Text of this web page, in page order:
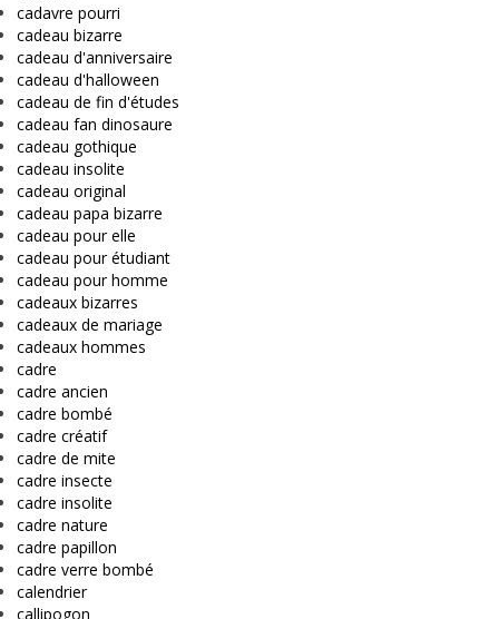
cadavre pourri
cadeau bizarre
cadeau d'anniversaire
cadeau d'halloween
cadeau de fin d'études
cadeau fan dinosaure
cadeau gothique
cadeau insolite
cadeau original
cadeau papa bizarre
cadeau pour elle
cadeau pour étudiant
cadeau pour homme
cadeaux bizarres
cadeaux de mariage
cadeaux hommes
cadre
cadre ancien
cadre bombé
cadre créatif
cadre de mite
cadre insecte
cadre insolite
cadre nature
cadre papillon
cadre verre bombé
calendrier
callipogon